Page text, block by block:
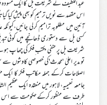
عبد اللطیف نے شریعت بل کا ایک مسودہ
اس مقصد سے نویں ترمیم کو بھی پیش کیا
آئین میں مطلوبہ ترامیم کرلی
کسی بل سے دستوری ڈھانچے میں کوئی
شریعت بل پر حنفی مکتب ِفکر کی چھاپ
تو مدیر اعلیٰ 'محدث'کی خصوصی کاوشوں
اصلاحات کرکے جملہ مکاتبِ فکر کا ایک
جامعہ نعیمیہ، لاہور میں منعقدہ ایک
طرف سے منظور کرکے حکومت سے اس کے